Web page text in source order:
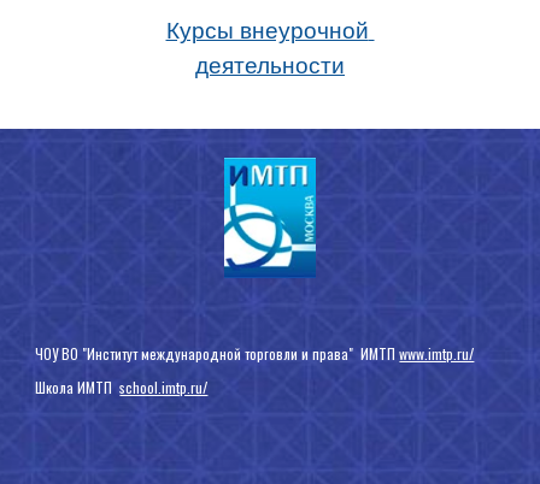
Курсы внеурочной
деятельности
ЧОУ ВО "Институт международной торговли и права"  ИМТП www.imtp.ru/
Школа ИМТП school.imtp.ru/